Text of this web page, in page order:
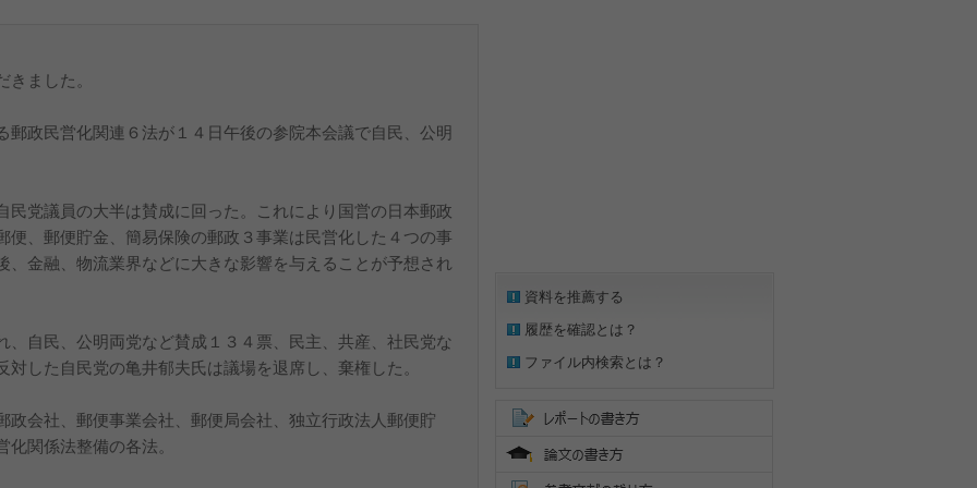
ました。
郵政民営化関連６法が１４日午後の参院本会議で自民、公明
民党議員の大半は賛成に回った。これにより国営の日本郵政
便、郵便貯金、簡易保険の郵政３事業は民営化した４つの事
、金融、物流業界などに大きな影響を与えることが予想され
、自民、公明両党など賛成１３４票、民主、共産、社民党な
した自民党の亀井郁夫氏は議場を退席し、棄権した。
政会社、郵便事業会社、郵便局会社、独立行政法人郵便貯
関係法整備の各法。
資料を推薦する
履歴を確認とは？
ファイル内検索とは？